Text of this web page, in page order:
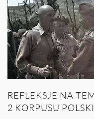
REFLEKSJE NA
2 KORPUSU